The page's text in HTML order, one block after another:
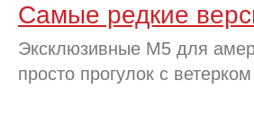
Самые редкие
Эксклюзивные M5 для
просто прогулок с ветерком